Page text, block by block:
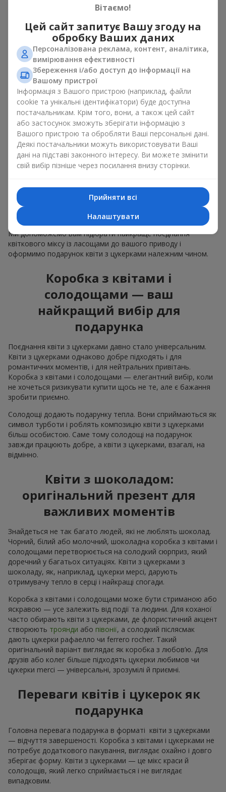
свята
Квіти з цукерками — це приклад того, як проста ідея може
виглядати дуже ефектно. Квіти дарують емоцію тут і зараз,
а коробка з квітами і солодощами залишає маленьке
продовження радості. Разом квіти з цукерками створюють
гармонію кольору й смаку, яка завжди працює. Головне —
правильно вибрати композицію десерт і квітка:
як романтичне поєднання чудово підійдесюрприз для
коханої, в якому класичнітрояндидоповнені
цукерками ferrero rocher або цукерками рафаелло;
до корпоративного заходу посуватиме подарунок
преміум, тут коробка з квітами і солодощами
доповнюється вишуканими калами, герберамиабо
орхідеямиі елітними солодощами;
ніжні букети зеустоми,тюльпанівабоальстромерій
добре поєднуються з цукерками merci, підтримуючи
народженням дитиниабо день Всіх закоханих.
Ми допоможемо вам підібрати найкраще поєднання
квіткового міксу із ласощами до вашого приводу і
оформимо подарунок квіти з цукерками належним чином.
Коробка з квітами і
солодощами — ваш
найкращий вибір для
подарунка
Поєднання квіти з цукерками давно стало універсальним.
Квіти з цукерками однаково добре підходять і для
романтичних моментів, і для нейтральних привітань.
Коробка з квітами і солодощами — елегантний вибір, коли
не хочеться ризикувати купити щось не те, але є бажання
зробити приємно.
Солодощі додають подарунку тепла. Вони сприймаються як
символ турботи і роблять композицію квіти з цукерками
більш особистою. Саме тому солодощі на подарунок
завжди працюють добре, а квіти з цукерками, взагалі, на
відмінно.
Квіти з шоколадом:
оригінальний презент для
важливих моментів
Знайдеться не так багато людей, які не люблять шоколад.
Чорний, білий або молочний, шоколадна коробка з квітами і
солодощами перетворюється на солодкий сюрприз, який
доречний у багатьох ситуаціях. Квіти з цукерками з
шоколаду, як, наприклад, цукерки мерсі, дарують
отримувачу тепло в серці і найкращі спогади.
Коробка з квітами і солодощами може бути стриманою або
яскравою — усе залежить від події та людини. Для коханої
часто обирають квіти з цукерками, де флористичний акцент
створюють троянди або півонії, а солодкий післясмак
дають цукерки рафаелло чи ferrero rocher. Такий
оригінальний варіант виглядає як коробка з любов’ю. Для
друзів або колег більше підходять цукерки любимов чи
цукерки merci — універсальні, зрозумілі й приємні.
Переваги квітів і цукерок як
подарунка
Головна перевага подарунка в форматі квіти з цукерками
— відчуття завершеності. Коробка з квітами і цукерками не
потребує додаткового пакування, виглядає охайно і довго
зберігає форму. Квіти з цукерками — це мікс краси й
солодощів, який легко сприймається і не виглядає
випадковим.
Вітаємо!
Цей сайт запитує Вашу згоду на
обробку Ваших даних
Персоналізована реклама, контент, аналітика,
вимірювання ефективності
Збереження і/або доступ до інформації на
Вашому пристрої
Інформація з Вашого пристрою (наприклад, файли
cookie та унікальні ідентифікатори) буде доступна
постачальникам. Крім того, вони, а також цей сайт
або застосунок зможуть зберігати інформацію з
Вашого пристрою та обробляти Ваші персональні дані.
Деякі постачальники можуть використовувати Ваші
дані на підставі законного інтересу. Ви можете змінити
свій вибір пізніше через посилання внизу сторінки.
Прийняти всі
Налаштувати